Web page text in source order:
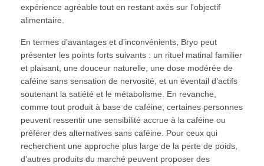
expérience agréable tout en restant axés sur l’objectif
alimentaire.
En termes d’avantages et d’inconvénients, Bryo peut
présenter les points forts suivants : un rituel matinal familier
et plaisant, une douceur naturelle, une dose modérée de
caféine sans sensation de nervosité, et un éventail d’actifs
soutenant la satiété et le métabolisme. En revanche,
comme tout produit à base de caféine, certaines personnes
peuvent ressentir une sensibilité accrue à la caféine ou
préférer des alternatives sans caféine. Pour ceux qui
recherchent une approche plus large de la perte de poids,
d’autres produits du marché peuvent proposer des